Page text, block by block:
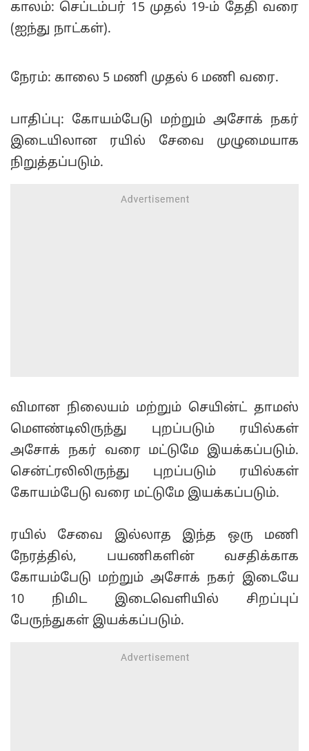
காலம்: செப்டம்பர் 15 முதல் 19-ம் தேதி வரை
(ஐந்து நாட்கள்).
நேரம்: காலை 5 மணி முதல் 6 மணி வரை.
பாதிப்பு: கோயம்பேடு மற்றும் அசோக் நகர்
இடையிலான ரயில் சேவை முழுமையாக
நிறுத்தப்படும்.
விமான நிலையம் மற்றும் செயின்ட் தாமஸ்
மௌண்டிலிருந்து புறப்படும் ரயில்கள்
அசோக் நகர் வரை மட்டுமே இயக்கப்படும்.
சென்ட்ரலிலிருந்து புறப்படும் ரயில்கள்
கோயம்பேடு வரை மட்டுமே இயக்கப்படும்.
ரயில் சேவை இல்லாத இந்த ஒரு மணி
நேரத்தில், பயணிகளின் வசதிக்காக
கோயம்பேடு மற்றும் அசோக் நகர் இடையே
10 நிமிட இடைவெளியில் சிறப்புப்
பேருந்துகள் இயக்கப்படும்.